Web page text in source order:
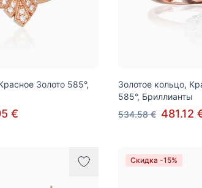
Золото 585°,
€
Золотое кольцо,
585°, Бриллианты
534.58 € 481.12
Скидка -15%